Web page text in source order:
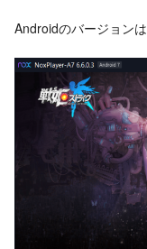
Androidのバージョン